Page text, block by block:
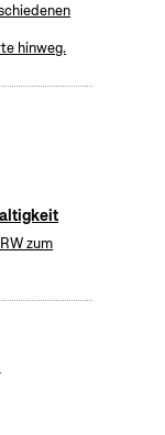
hinweg.
zum